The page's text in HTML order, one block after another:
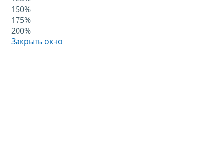
150%
175%
200%
Закрыть окно